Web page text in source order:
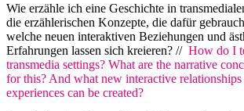
Wie erzähle ich eine Geschichte in
die erzählerischen Konzepte, die dafür
welche neuen interaktiven Beziehungen und
Erfahrungen lassen sich kreieren? // How do I
transmedia settings? What are the narrative
for this? And what new interactive relationships
experiences can be created?